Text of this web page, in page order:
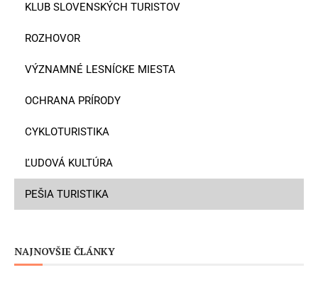
KLUB SLOVENSKÝCH TURISTOV
ROZHOVOR
VÝZNAMNÉ LESNÍCKE MIESTA
OCHRANA PRÍRODY
CYKLOTURISTIKA
ĽUDOVÁ KULTÚRA
PEŠIA TURISTIKA
NAJNOVŠIE ČLÁNKY